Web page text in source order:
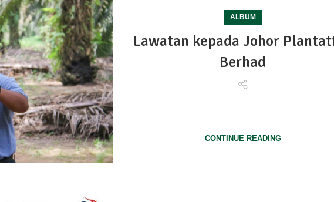
ALBUM
Lawatan kepada Johor
Berhad
CONTINUE READING